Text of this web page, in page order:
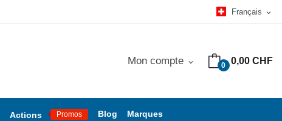
Français expand_more
0 0,00 CHF
Mon compte expand_more
Actions Promos Blog Marques